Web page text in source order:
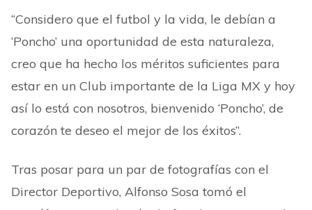
“Considero que el futbol y la vida, le debían a
‘Poncho’ una oportunidad de esta naturaleza,
creo que ha hecho los méritos suficientes para
estar en un Club importante de la Liga MX y hoy
así lo está con nosotros, bienvenido ‘Poncho’, de
corazón te deseo el mejor de los éxitos”.
Tras posar para un par de fotografías con el
Director Deportivo, Alfonso Sosa tomó el